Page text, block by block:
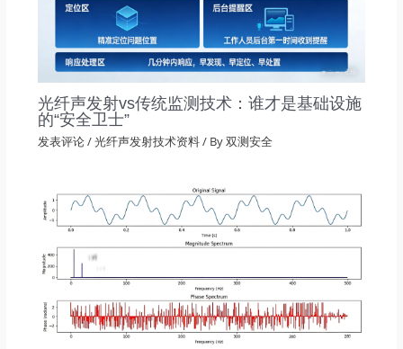
光纤声发射vs传统监测技术：谁才是基础设施
的“安全卫士”
发表评论/光纤声发射技术资料/ By双测安全